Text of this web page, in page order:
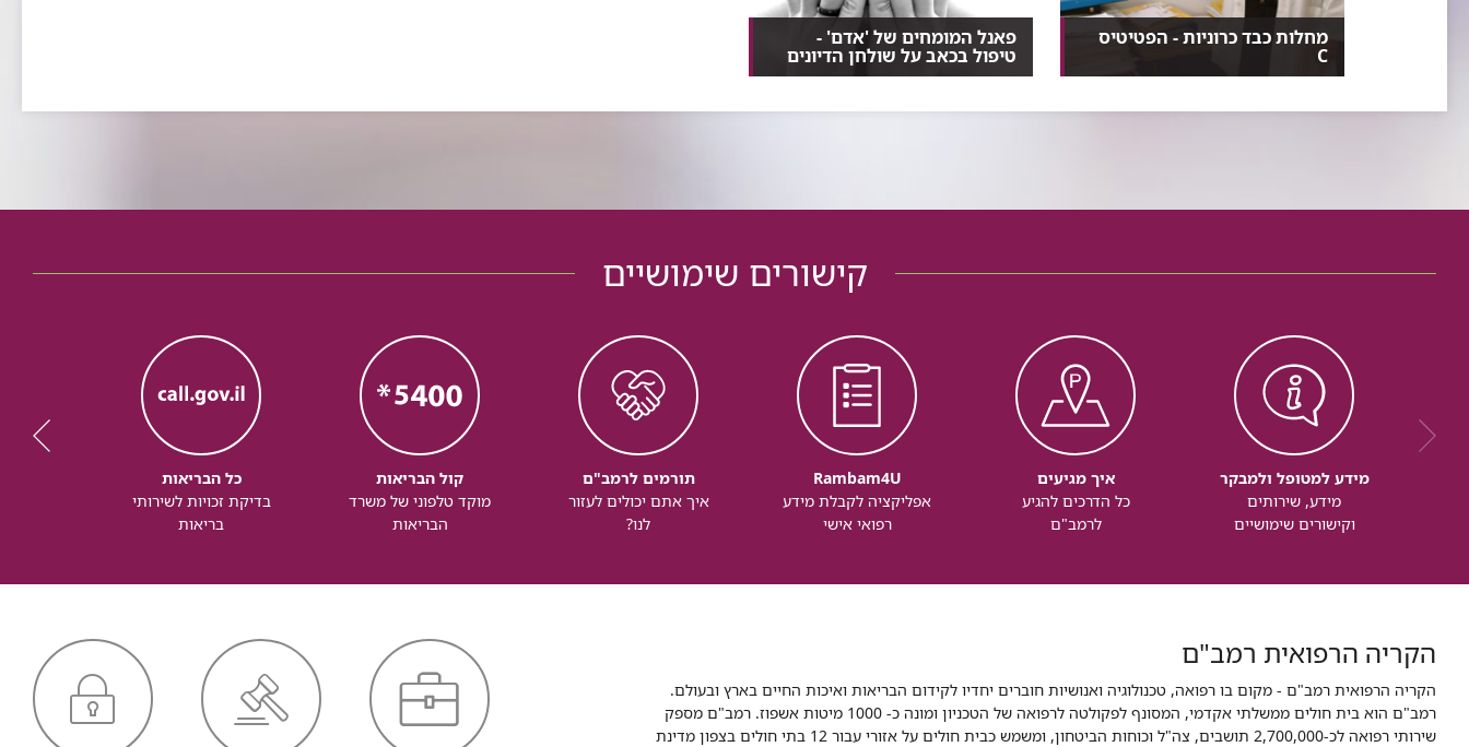
מחלות כבד כרוניות - הפטיטיס
C
רוב האנשים הנושאים בכבד שלהם
פאנל המומחים של 'אדם' -
טיפול בכאב על שולחן הדיונים
חמישה מהמובילים בתחום הטיפול
קישורים שימושיים
מידע למטופל ולמבקר
מידע, שירותים
וקישורים שימושיים
איך מגיעים
כל הדרכים להגיע
לרמב"ם
Rambam4U
אפליקציה לקבלת מידע
רפואי אישי
תורמים לרמב"ם
איך אתם יכולים לעזור
לנו?
קול הבריאות
מוקד טלפוני של משרד
הבריאות
כל הבריאות
בדיקת זכויות לשירותי
בריאות
הקריה הרפואית רמב"ם
הקריה הרפואית רמב"ם - מקום בו רפואה, טכנולוגיה ואנושיות חוברים יחדיו לקידום הבריאות ואיכות החיים בארץ ובעולם.
רמב"ם הוא בית חולים ממשלתי אקדמי, המסונף לפקולטה לרפואה של הטכניון ומונה כ- 1000 מיטות אשפוז. רמב"ם מספק
שירותי רפואה לכ-2,700,000 תושבים, צה"ל וכוחות הביטחון, ומשמש כבית חולים על אזורי עבור 12 בתי חולים בצפון מדינת